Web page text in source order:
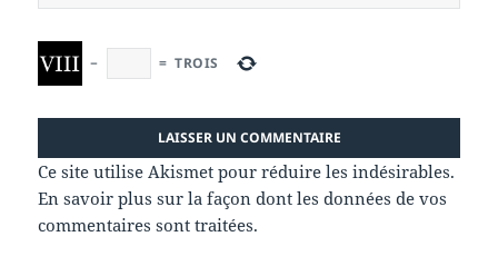
− = TROIS
Ce site utilise Akismet pour réduire les indésirables.
En savoir plus sur la façon dont les données de vos
commentaires sont traitées.